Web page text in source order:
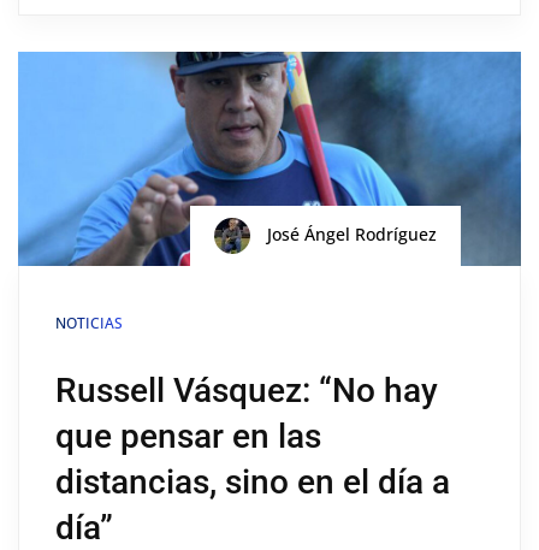
José Ángel Rodríguez
NOTICIAS
Russell Vásquez: “No hay
que pensar en las
distancias, sino en el día a
día”